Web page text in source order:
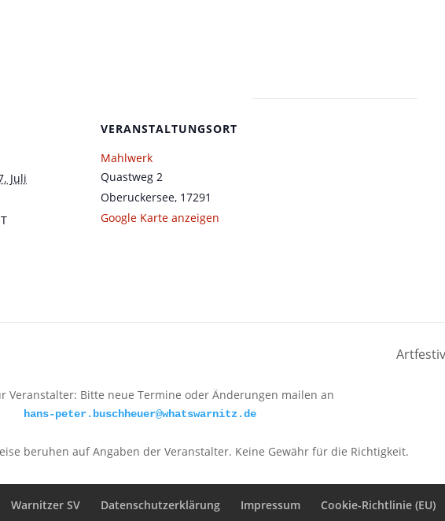
Juli
VERANSTALTUNGSORT
Mahlwerk
Quastweg 2
Oberuckersee, 17291
Google Karte anzeigen
Veranstalter: Bitte neue Termine oder Änderungen mailen an
hans-peter.buschheuer@whatswarnitz.de
beruhen auf Angaben der Veranstalter. Keine Gewähr für die Richtigkeit.
Warnitzer SV Datenschutzerklärung Impressum Cookie-Richtlinie (EU)